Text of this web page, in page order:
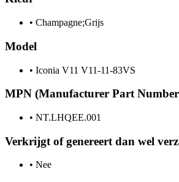
• Champagne;Grijs
Model
• Iconia V11 V11-11-83VS
MPN (Manufacturer Part
• NT.LHQEE.001
Verkrijgt of genereert dan wel
• Nee